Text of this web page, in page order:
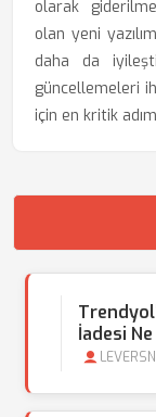
olarak
olan yeni
daha da
güncellemeleri
için en kritik
İadesi